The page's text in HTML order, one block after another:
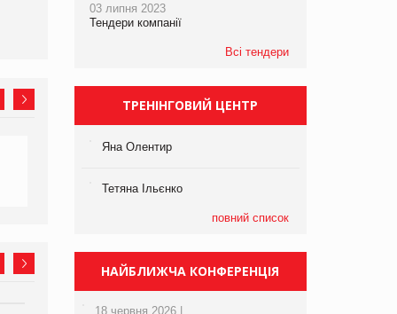
03 липня 2023
Тендери компанії
Всі тендери
ТРЕНІНГОВИЙ ЦЕНТР
Яна Олентир
Тетяна Ільєнко
повний список
НАЙБЛИЖЧА КОНФЕРЕНЦІЯ
18 червня 2026 |